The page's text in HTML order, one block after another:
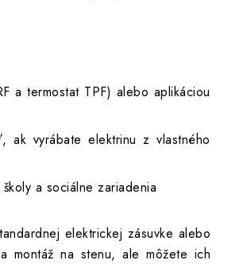
a termostat TPF) alebo aplikáciou
ak vyrábate elektrinu z vlastného
a sociálne zariadenia
elektrickej zásuvke alebo
montáž na stenu, ale môžete ich